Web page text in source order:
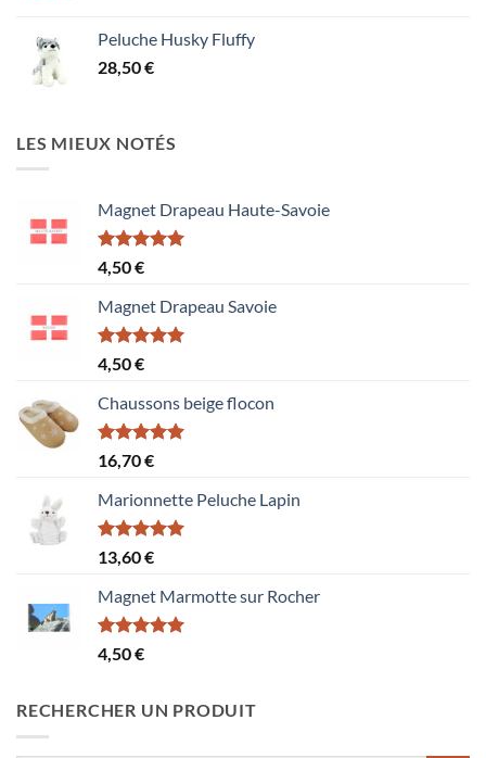
1,50 €
Peluche Husky Fluffy
28,50€
LES MIEUX NOTÉS
Magnet Drapeau Haute-Savoie
Note5.00
sur 5
4,50€
Magnet Drapeau Savoie
Note5.00
sur 5
4,50€
Chaussons beige flocon
Note5.00
sur 5
16,70€
Marionnette Peluche Lapin
Note5.00
sur 5
13,60€
Magnet Marmotte sur Rocher
Note5.00
sur 5
4,50€
RECHERCHER UN PRODUIT